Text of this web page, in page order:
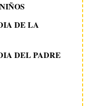
DE LA
DEL PADRE